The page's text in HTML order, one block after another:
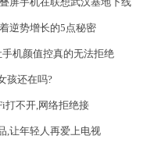
逆势增长的5点秘密
机颜值控真的无法拒绝
孩还在吗?
打不开,网络拒绝接
,让年轻人再爱上电视